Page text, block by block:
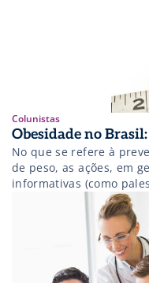
Colunistas
Obesidade no
No que se refere à
de peso, as ações, em
informativas (como
sites na internet) com